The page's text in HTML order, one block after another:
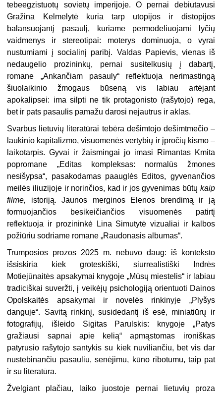
tebeegzistuotų sovietų imperijoje. O pernai debiutavusi
Gražina Kelmelytė kuria tarp utopijos ir distopijos
balansuojantį pasaulį, kuriame permodeliuojami lyčių
vaidmenys ir stereotipai: moterys dominuoja, o vyrai
nustumiami į socialinį paribį. Valdas Papievis, vienas iš
nedaugelio prozininkų, pernai susitelkusių į dabartį,
romane „Ankančiam pasauly“ reflektuoja nerimastingą
šiuolaikinio žmogaus būseną vis labiau artėjant
apokalipsei: ima silpti ne tik protagonisto (rašytojo) rega,
bet ir pats pasaulis pamažu darosi nejautrus ir aklas.
Svarbus lietuvių literatūrai tebėra dešimtojo dešimtmečio –
laukinio kapitalizmo, visuomenės vertybių ir įpročių kismo –
laikotarpis. Gyvai ir žaismingai jo imasi Rimantas Kmita
popromane „Editas kompleksas: normalūs žmones
nesišypsa“, pasakodamas paauglės Editos, gyvenančios
meilės iliuzijoje ir norinčios, kad ir jos gyvenimas būtų kaip
filme, istoriją. Jaunos merginos Elenos brendimą ir ją
formuojančios besikeičiančios visuomenės patirtį
reflektuoja ir prozininkė Lina Simutytė vizualiai ir kalbos
požiūriu sodriame romane „Raudonasis albumas“.
Trumposios prozos 2025 m. nebuvo daug: iš konteksto
išsiskiria kiek groteskiški, siurrealistiški Indrės
Motiejūnaitės apsakymai knygoje „Mūsų miestelis“ ir labiau
tradiciškai suveržti, į veikėjų psichologiją orientuoti Dainos
Opolskaitės apsakymai ir novelės rinkinyje „Plyšys
danguje“. Savitą rinkinį, susidedantį iš esė, miniatiūrų ir
fotografijų, išleido Sigitas Parulskis: knygoje „Patys
gražiausi sapnai apie kelią“ apmąstomas ironiškas
patyrusio rašytojo santykis su kiek nuviliančiu, bet vis dar
nustebinančiu pasauliu, senėjimu, kūno ribotumu, taip pat
ir su literatūra.
Žvelgiant plačiau, laiko juostoje pernai lietuvių proza